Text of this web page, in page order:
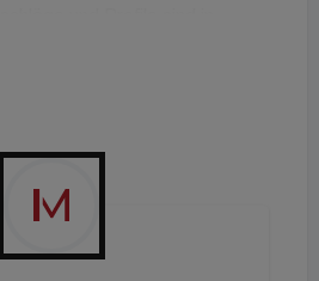
Fingermulde innen,
für eine Hebe-Senk- und
die innen glatte Oberfläche